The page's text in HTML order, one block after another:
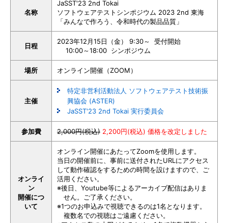
名称
JaSST'23 2nd Tokai
ソフトウェアテストシンポジウム 2023 2nd 東海
「みんなで作ろう、令和時代の製品品質」
日程
2023年12月15日（金） 9:30～ 受付開始
10:00～18:00 シンポジウム
場所 オンライン開催（ZOOM）
主催
特定非営利活動法人 ソフトウェアテスト技術振
興協会 (ASTER)
JaSST'23 2nd Tokai 実行委員会
参加費 2,000円(税込) 2,200円(税込) 価格を改定しました
オンライ
ン
開催につ
いて
オンライン開催にあたってZoomを使用します。
当日の開催前に、事前に送付されたURLにアクセス
して動作確認をするための時間を設けますので、ご
活用ください。
※後日、Youtube等によるアーカイブ配信はありま
せん。ご了承ください。
※1つのお申込みで視聴できるのは1名となります。
複数名での視聴はご遠慮ください。